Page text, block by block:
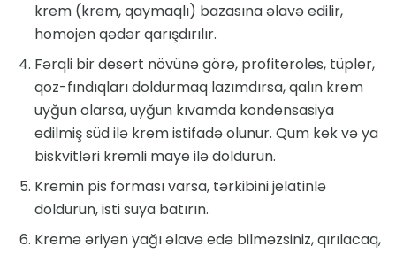
krem ​​(krem, qaymaqlı) bazasına əlavə edilir,
homojen qədər qarışdırılır.
Fərqli bir desert növünə görə, profiteroles, tüpler,
qoz-fındıqları doldurmaq lazımdırsa, qalın krem ​​
uyğun olarsa, uyğun kıvamda kondensasiya
edilmiş süd ilə krem ​​istifadə olunur. Qum kek və ya
biskvitləri kremli maye ilə doldurun.
Kremin pis forması varsa, tərkibini jelatinlə
doldurun, isti suya batırın.
Kremə əriyən yağı əlavə edə bilməzsiniz, qırılacaq,